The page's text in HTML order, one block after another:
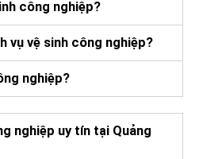
công nghiệp?
vụ vệ sinh công nghiệp?
nghiệp?
nghiệp uy tín tại Quảng